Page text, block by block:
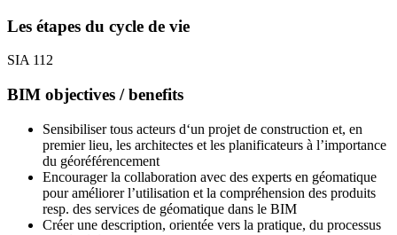
Les étapes du cycle de vie
SIA 112
BIM objectives / benefits
Sensibiliser tous acteurs d‘un projet de construction et, en
premier lieu, les architectes et les planificateurs à l’importance
du géoréférencement
Encourager la collaboration avec des experts en géomatique
pour améliorer l’utilisation et la compréhension des produits
resp. des services de géomatique dans le BIM
Créer une description, orientée vers la pratique, du processus